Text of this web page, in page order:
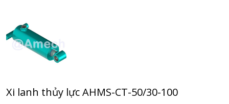
Xi lanh thủy lực AHMS-CT-50/30-100